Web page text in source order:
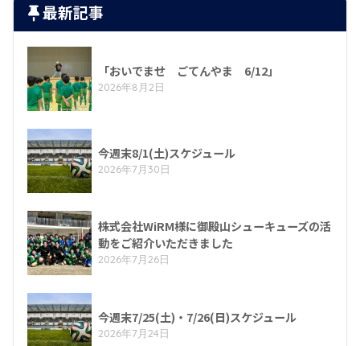
最新記事
「おいでませ ごてんやま 6/12」
2026年8月2日
今週末8/1(土)スケジュール
2026年7月30日
株式会社WiRM様に御殿山シューキューズの活
動をご紹介いただきました
2026年7月26日
今週末7/25(土)・7/26(日)スケジュール
2026年7月24日